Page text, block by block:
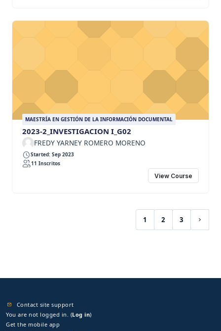
MAESTRÍA EN GESTIÓN DE LA INFORMACIÓN DOCUMENTAL
2023-2_INVESTIGACION I_G02
FREDY YARNEY ROMERO MORENO
Started: Sep 2023
11 Inscritos
View Course
1
(current)
2 3
Contact site support
You are not logged in. (Log in)
Get the mobile app